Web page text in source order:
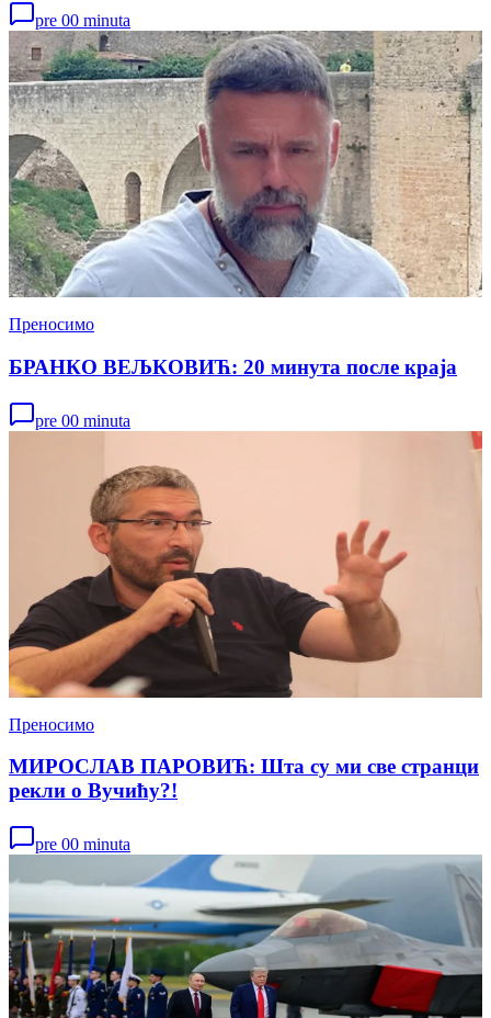
pre 00 minuta
Преносимо
БРАНКО ВЕЉКОВИЋ: 20 минута после краја
pre 00 minuta
Преносимо
МИРОСЛАВ ПАРОВИЋ: Шта су ми све странци
рекли о Вучићу?!
pre 00 minuta